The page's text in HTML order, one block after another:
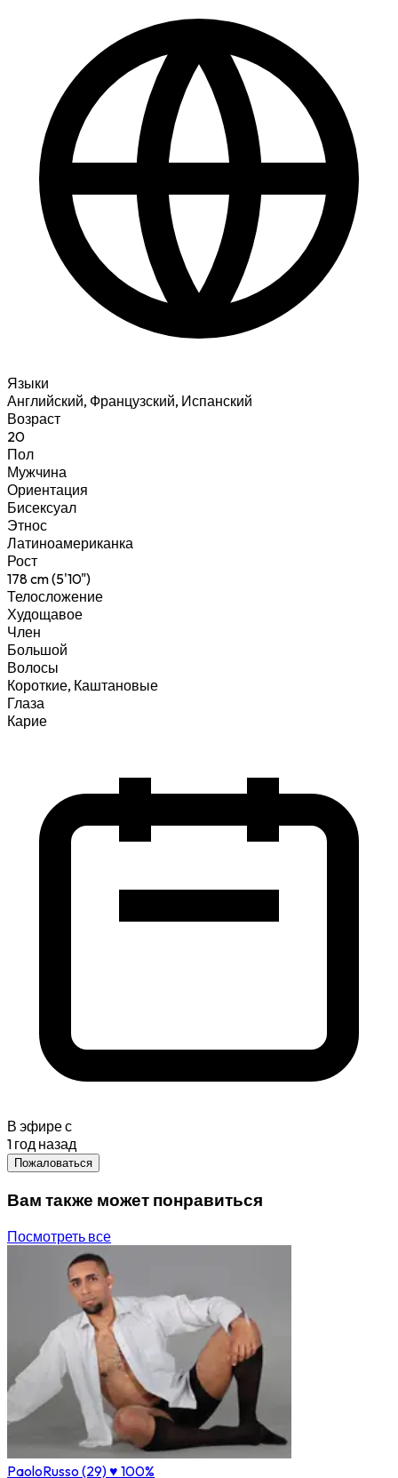
Языки
Английский, Французский, Испанский
Возраст
20
Пол
Мужчина
Ориентация
Бисексуал
Этнос
Латиноамериканка
Рост
178 cm (5'10")
Телосложение
Худощавое
Член
Большой
Волосы
Короткие, Каштановые
Глаза
Карие
В эфире с
1 год назад
Пожаловаться
Вам также может понравиться
Посмотреть все
PaoloRusso (29)♥ 100%